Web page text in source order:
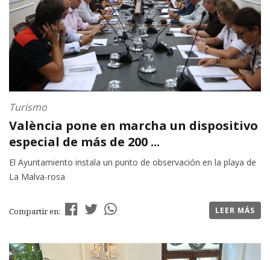
Turismo
València pone en marcha un dispositivo
especial de más de 200 ...
El Ayuntamiento instala un punto de observación en la playa de
La Malva-rosa
Compartir en: LEER MÁS